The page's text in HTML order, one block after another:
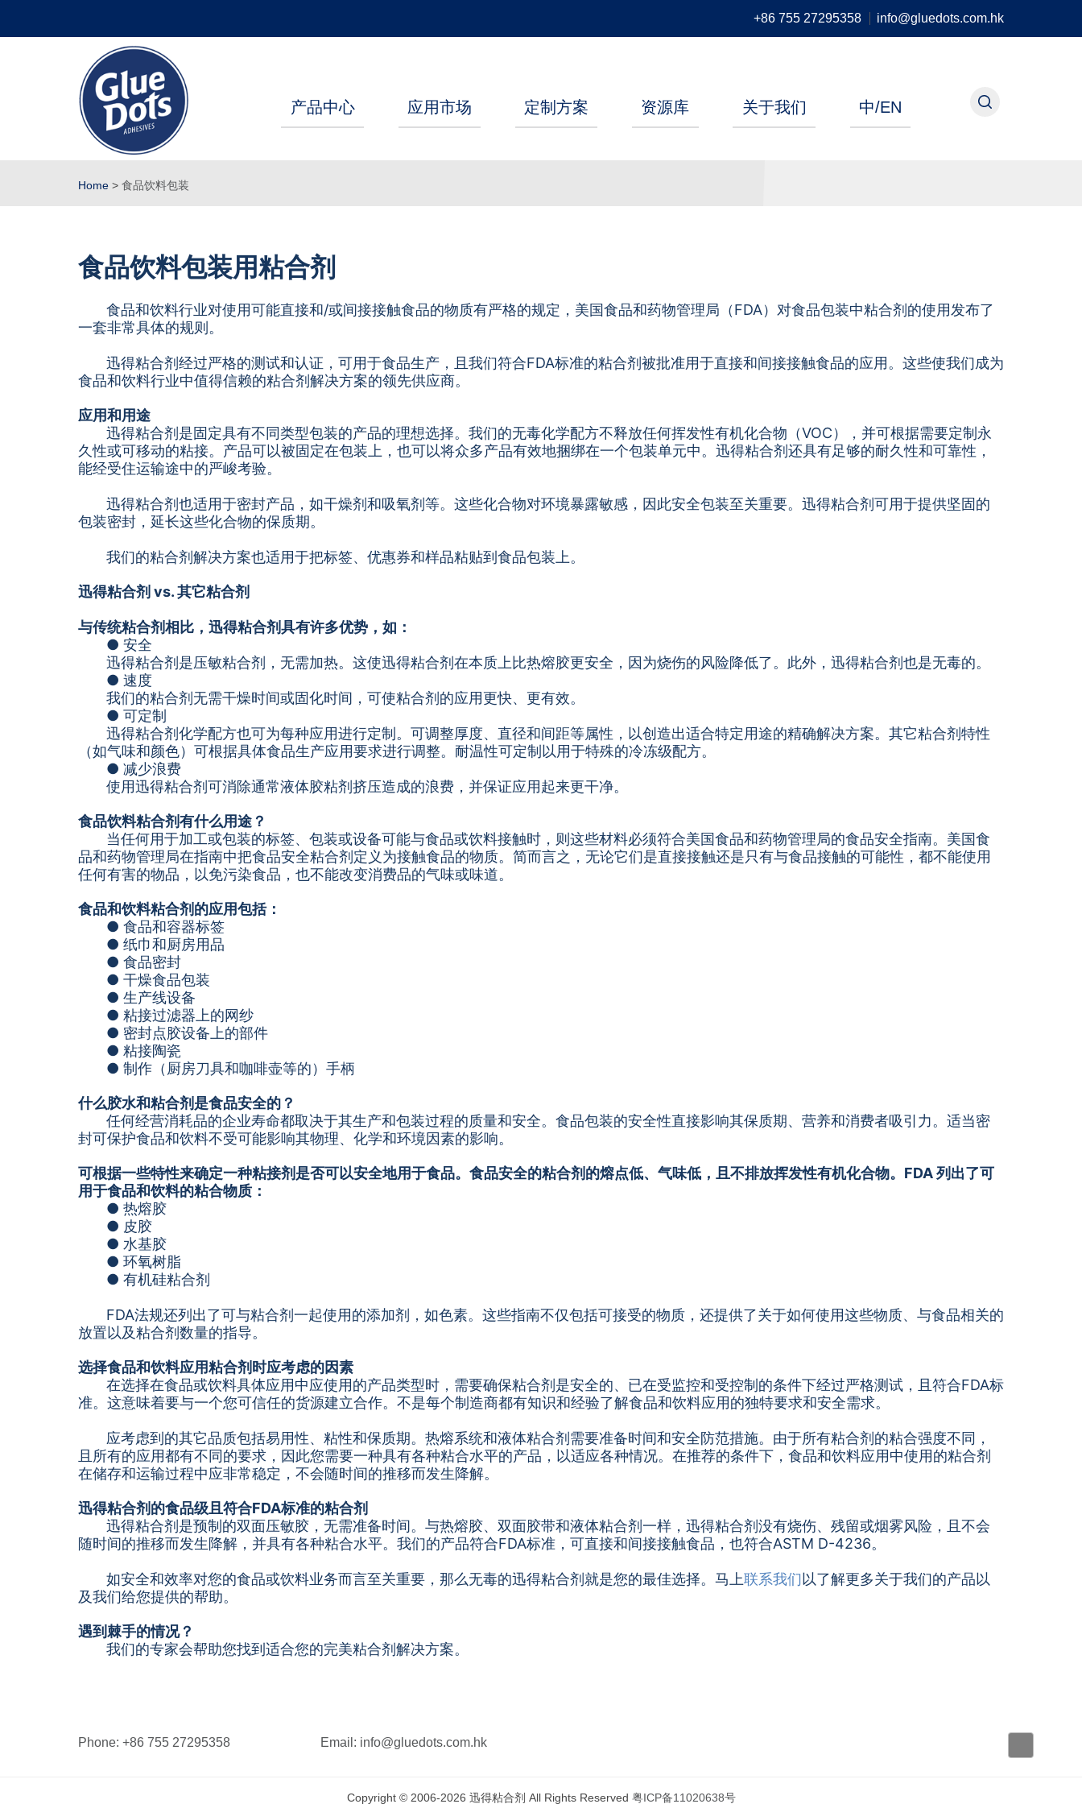
+86 755 27295358 info@gluedots.com.hk
产品中心 应用市场 定制方案 资源库 关于我们 中/EN
Home > 食品饮料包装
食品饮料包装用粘合剂
食品和饮料行业对使用可能直接和/或间接接触食品的物质有严格的规定，美国食品和药物管理局（FDA）对食品包装中粘合剂的使用发布了
一套非常具体的规则。
迅得粘合剂经过严格的测试和认证，可用于食品生产，且我们符合FDA标准的粘合剂被批准用于直接和间接接触食品的应用。这些使我们成为
食品和饮料行业中值得信赖的粘合剂解决方案的领先供应商。
应用和用途
迅得粘合剂是固定具有不同类型包装的产品的理想选择。我们的无毒化学配方不释放任何挥发性有机化合物（VOC），并可根据需要定制永
久性或可移动的粘接。产品可以被固定在包装上，也可以将众多产品有效地捆绑在一个包装单元中。迅得粘合剂还具有足够的耐久性和可靠性，
能经受住运输途中的严峻考验。
迅得粘合剂也适用于密封产品，如干燥剂和吸氧剂等。这些化合物对环境暴露敏感，因此安全包装至关重要。迅得粘合剂可用于提供坚固的
包装密封，延长这些化合物的保质期。
我们的粘合剂解决方案也适用于把标签、优惠券和样品粘贴到食品包装上。
迅得粘合剂 vs. 其它粘合剂
与传统粘合剂相比，迅得粘合剂具有许多优势，如：
● 安全
迅得粘合剂是压敏粘合剂，无需加热。这使迅得粘合剂在本质上比热熔胶更安全，因为烧伤的风险降低了。此外，迅得粘合剂也是无毒的。
● 速度
我们的粘合剂无需干燥时间或固化时间，可使粘合剂的应用更快、更有效。
● 可定制
迅得粘合剂化学配方也可为每种应用进行定制。可调整厚度、直径和间距等属性，以创造出适合特定用途的精确解决方案。其它粘合剂特性
（如气味和颜色）可根据具体食品生产应用要求进行调整。耐温性可定制以用于特殊的冷冻级配方。
● 减少浪费
使用迅得粘合剂可消除通常液体胶粘剂挤压造成的浪费，并保证应用起来更干净。
食品饮料粘合剂有什么用途？
当任何用于加工或包装的标签、包装或设备可能与食品或饮料接触时，则这些材料必须符合美国食品和药物管理局的食品安全指南。美国食
品和药物管理局在指南中把食品安全粘合剂定义为接触食品的物质。简而言之，无论它们是直接接触还是只有与食品接触的可能性，都不能使用
任何有害的物品，以免污染食品，也不能改变消费品的气味或味道。
食品和饮料粘合剂的应用包括：
● 食品和容器标签
● 纸巾和厨房用品
● 食品密封
● 干燥食品包装
● 生产线设备
● 粘接过滤器上的网纱
● 密封点胶设备上的部件
● 粘接陶瓷
● 制作（厨房刀具和咖啡壶等的）手柄
什么胶水和粘合剂是食品安全的？
任何经营消耗品的企业寿命都取决于其生产和包装过程的质量和安全。食品包装的安全性直接影响其保质期、营养和消费者吸引力。适当密
封可保护食品和饮料不受可能影响其物理、化学和环境因素的影响。
可根据一些特性来确定一种粘接剂是否可以安全地用于食品。食品安全的粘合剂的熔点低、气味低，且不排放挥发性有机化合物。FDA 列出了可
用于食品和饮料的粘合物质：
● 热熔胶
● 皮胶
● 水基胶
● 环氧树脂
● 有机硅粘合剂
FDA法规还列出了可与粘合剂一起使用的添加剂，如色素。这些指南不仅包括可接受的物质，还提供了关于如何使用这些物质、与食品相关的
放置以及粘合剂数量的指导。
选择食品和饮料应用粘合剂时应考虑的因素
在选择在食品或饮料具体应用中应使用的产品类型时，需要确保粘合剂是安全的、已在受监控和受控制的条件下经过严格测试，且符合FDA标
准。这意味着要与一个您可信任的货源建立合作。不是每个制造商都有知识和经验了解食品和饮料应用的独特要求和安全需求。
应考虑到的其它品质包括易用性、粘性和保质期。热熔系统和液体粘合剂需要准备时间和安全防范措施。由于所有粘合剂的粘合强度不同，
且所有的应用都有不同的要求，因此您需要一种具有各种粘合水平的产品，以适应各种情况。在推荐的条件下，食品和饮料应用中使用的粘合剂
在储存和运输过程中应非常稳定，不会随时间的推移而发生降解。
迅得粘合剂的食品级且符合FDA标准的粘合剂
迅得粘合剂是预制的双面压敏胶，无需准备时间。与热熔胶、双面胶带和液体粘合剂一样，迅得粘合剂没有烧伤、残留或烟雾风险，且不会
随时间的推移而发生降解，并具有各种粘合水平。我们的产品符合FDA标准，可直接和间接接触食品，也符合ASTM D-4236。
如安全和效率对您的食品或饮料业务而言至关重要，那么无毒的迅得粘合剂就是您的最佳选择。马上联系我们以了解更多关于我们的产品以
及我们给您提供的帮助。
遇到棘手的情况？
我们的专家会帮助您找到适合您的完美粘合剂解决方案。
Phone: +86 755 27295358 Email: info@gluedots.com.hk
Copyright © 2006-2026 迅得粘合剂 All Rights Reserved 粤ICP备11020638号